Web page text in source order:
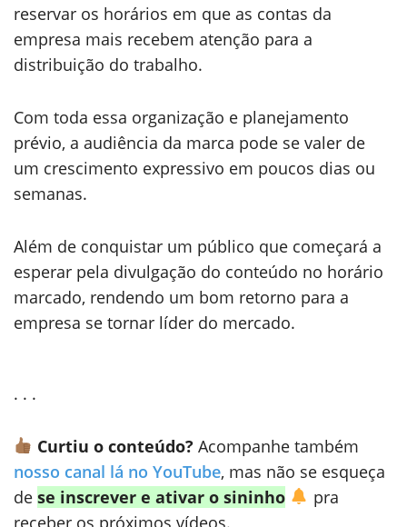
reservar os horários em que as contas da
empresa mais recebem atenção para a
distribuição do trabalho.
Com toda essa organização e planejamento
prévio, a audiência da marca pode se valer de
um crescimento expressivo em poucos dias ou
semanas.
Além de conquistar um público que começará a
esperar pela divulgação do conteúdo no horário
marcado, rendendo um bom retorno para a
empresa se tornar líder do mercado.
. . .
Curtiu o conteúdo? Acompanhe também
nosso canal lá no YouTube, mas não se esqueça
de se inscrever e ativar o sininho
pra
receber os próximos vídeos.